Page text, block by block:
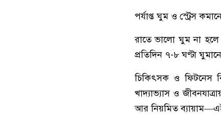
পর্যাপ্ত ঘুম ও স্ট্রেস
রাতে ভালো ঘুম না হলে
প্রতিদিন ৭-৮ ঘণ্টা
চিকিৎসক ও ফিটনেস
খাদ্যাভ্যাস ও
আর নিয়মিত